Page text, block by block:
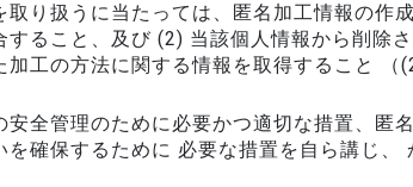
取り扱うに当たっては、匿名加工情報の
すること、及び (2) 当該個人情報から削除
加工の方法に関する情報を取得すること
安全管理のために必要かつ適切な措置、匿
確保するために 必要な措置を自ら講じ、